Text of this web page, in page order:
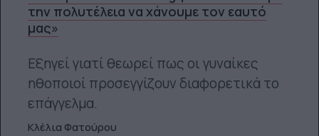
την πολυτέλεια να χάνουμε τον εαυτό
μας»
Εξηγεί γιατί θεωρεί πως οι γυναίκες
ηθοποιοί προσεγγίζουν διαφορετικά το
επάγγελμα.
Κλέλια Φατούρου